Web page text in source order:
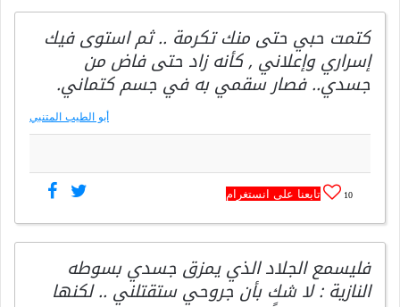
كتمت حبي حتى منك تكرمة .. ثم استوى فيك
إسراري وإعلاني , كأنه زاد حتى فاض من
جسدي.. فصار سقمي به في جسم كتماني.
أبو الطيب المتنبي
10 تابعنا على انستغرام
فليسمع الجلاد الذي يمزق جسدي بسوطه
النازية : لا شك بأن جروحي ستقتلني .. لكنها